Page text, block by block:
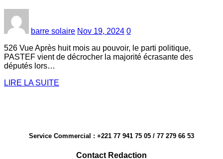
barre solaire Nov 19, 2024 0
526 Vue Après huit mois au pouvoir, le parti politique,
PASTEF vient de décrocher la majorité écrasante des
députés lors…
LIRE LA SUITE
Service Commercial : +221 77 941 75 05 / 77 279 66 53
Contact Redaction